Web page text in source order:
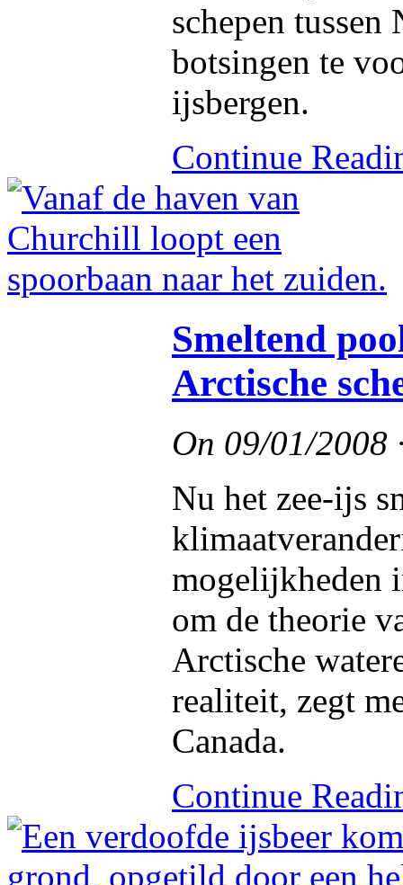
schepen
botsingen te
ijsbergen.
Continue
Smeltend
Arctische
On 09/01/2008
Nu het zee-ijs
mogelijkheden
om de theorie
Arctische
realiteit, zegt
Canada.
Continue